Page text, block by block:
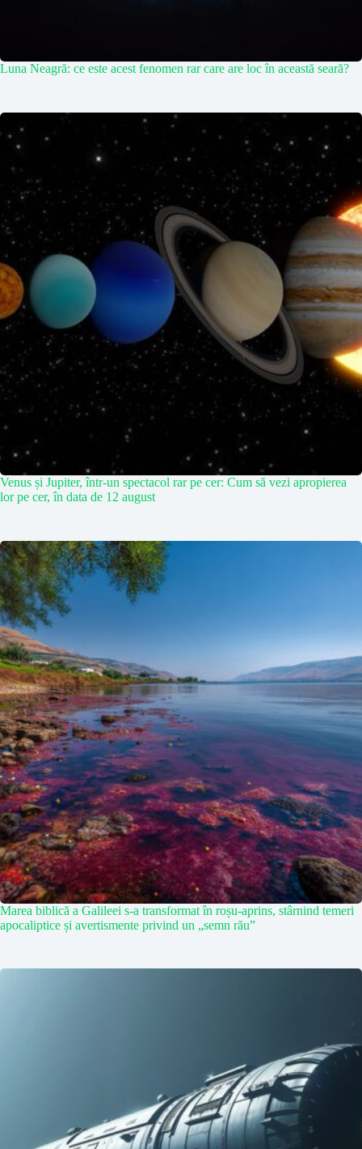
Luna Neagră: ce este acest fenomen rar care are loc în această seară?
Venus și Jupiter, într-un spectacol rar pe cer: Cum să vezi apropierea
lor pe cer, în data de 12 august
Marea biblică a Galileei s-a transformat în roșu-aprins, stârnind temeri
apocaliptice și avertismente privind un „semn rău”